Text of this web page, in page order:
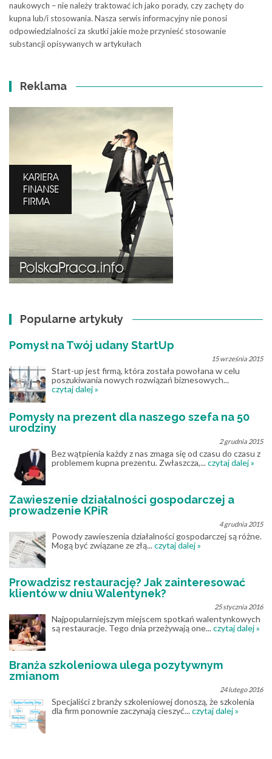
naukowych – nie należy traktować ich jako porady, czy zachęty do
kupna lub/i stosowania. Nasza serwis informacyjny nie ponosi
odpowiedzialności za skutki jakie może przynieść stosowanie
substancji opisywanych w artykułach
Reklama
Popularne artykuły
Pomysł na Twój udany StartUp
15 września 2015
Start-up jest firmą, która została powołana w celu
poszukiwania nowych rozwiązań biznesowych...
czytaj dalej »
Pomysły na prezent dla naszego szefa na 50
urodziny
2 grudnia 2015
Bez wątpienia każdy z nas zmaga się od czasu do czasu z
problemem kupna prezentu. Zwłaszcza,...czytaj dalej »
Zawieszenie działalności gospodarczej a
prowadzenie KPiR
4 grudnia 2015
Powody zawieszenia działalności gospodarczej są różne.
Mogą być związane ze złą...czytaj dalej »
Prowadzisz restaurację? Jak zainteresować
klientów w dniu Walentynek?
25 stycznia 2016
Najpopularniejszym miejscem spotkań walentynkowych
są restauracje. Tego dnia przeżywają one...czytaj dalej »
Branża szkoleniowa ulega pozytywnym
zmianom
24 lutego 2016
Specjaliści z branży szkoleniowej donoszą, że szkolenia
dla firm ponownie zaczynają cieszyć...czytaj dalej »